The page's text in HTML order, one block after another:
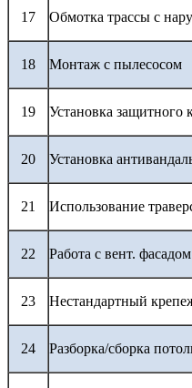
17 Обмотка трассы с
18 Монтаж с пылесосом
19 Установка защитного
20 Установка
21 Использование
22 Работа с вент.
23 Нестандартный
24 Разборка/сборка